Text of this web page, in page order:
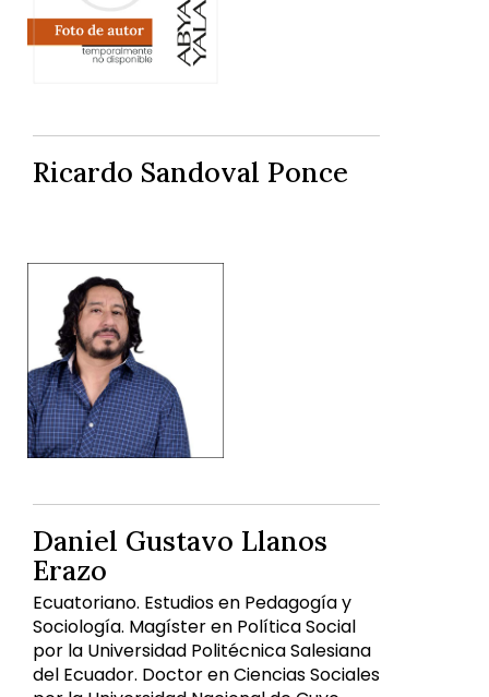
Ricardo Sandoval Ponce
Daniel Gustavo Llanos
Erazo
Ecuatoriano. Estudios en Pedagogía y
Sociología. Magíster en Política Social
por la Universidad Politécnica Salesiana
del Ecuador. Doctor en Ciencias Sociales